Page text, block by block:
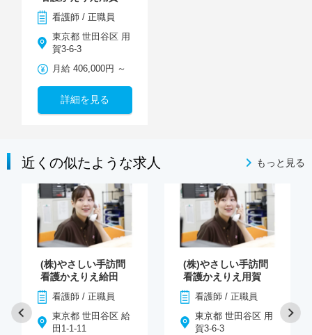
看護師 / 正職員
東京都 世田谷区 用
賀3-6-3
月給 406,000円 ～
詳細を見る
近くの似たような求人 もっと見る
(株)やさしい手訪問
看護かえりえ給田
看護師 / 正職員
東京都 世田谷区 給
田1-1-11
(株)やさしい手訪問
看護かえりえ用賀
看護師 / 正職員
東京都 世田谷区 用
賀3-6-3